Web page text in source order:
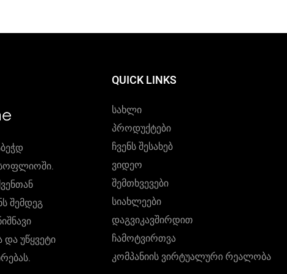
შემდეგ
და უწყვეტი
QUICK LINKS
Სახლი
Პროდუქტები
Ჩვენს Შესახებ
Ვიდეო
Შემთხვევები
Სიახლეები
Დაგვიკავშირდით
Ჩამოტვირთვა
Კომპანიის Ვირტუალური Რეალობა